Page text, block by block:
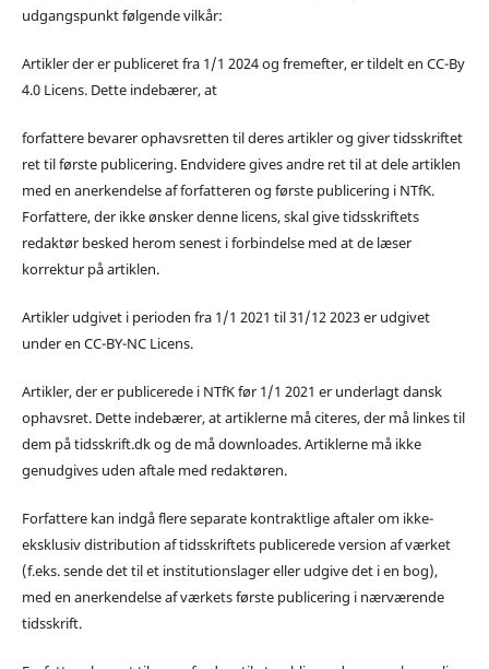
udgangspunkt følgende vilkår:
Artikler der er publiceret fra 1/1 2024 og fremefter, er tildelt en CC-By
4.0 Licens. Dette indebærer, at
forfattere bevarer ophavsretten til deres artikler og giver tidsskriftet
ret til første publicering. Endvidere gives andre ret til at dele artiklen
med en anerkendelse af forfatteren og første publicering i NTfK.
Forfattere, der ikke ønsker denne licens, skal give tidsskriftets
redaktør besked herom senest i forbindelse med at de læser
korrektur på artiklen.
Artikler udgivet i perioden fra 1/1 2021 til 31/12 2023 er udgivet
under en CC-BY-NC Licens.
Artikler, der er publicerede i NTfK før 1/1 2021 er underlagt dansk
ophavsret. Dette indebærer, at artiklerne må citeres, der må linkes til
dem på tidsskrift.dk og de må downloades. Artiklerne må ikke
genudgives uden aftale med redaktøren.
Forfattere kan indgå flere separate kontraktlige aftaler om ikke-
eksklusiv distribution af tidsskriftets publicerede version af værket
(f.eks. sende det til et institutionslager eller udgive det i en bog),
med en anerkendelse af værkets første publicering i nærværende
tidsskrift.